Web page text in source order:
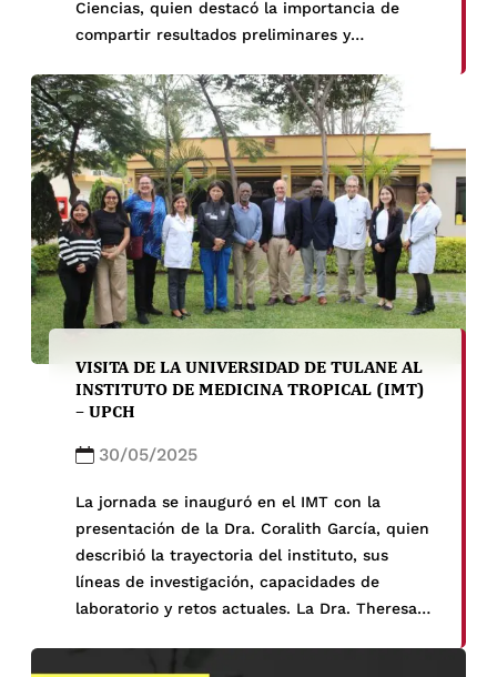
Ciencias, quien destacó la importancia de
compartir resultados preliminares y
vigilancia genómica de la malaria en la región
amazónica.
VISITA DE LA UNIVERSIDAD DE TULANE AL
INSTITUTO DE MEDICINA TROPICAL (IMT)
– UPCH
30/05/2025
La jornada se inauguró en el IMT con la
presentación de la Dra. Coralith García, quien
describió la trayectoria del instituto, sus
líneas de investigación, capacidades de
laboratorio y retos actuales. La Dra. Theresa